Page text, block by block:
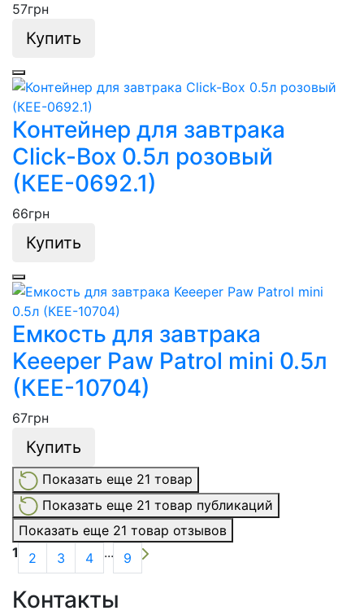
57грн
Купить
Контейнер для завтрака
Click-Box 0.5л розовый
(КЕЕ-0692.1)
66грн
Купить
Емкость для завтрака
Keeeper Paw Patrol mini 0.5л
(КЕЕ-10704)
67грн
Купить
Показать еще 21 товар
Показать еще 21 товар публикаций
Показать еще 21 товар отзывов
1
2 3 4 ... 9
Контакты